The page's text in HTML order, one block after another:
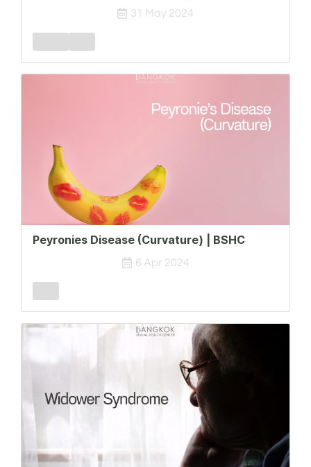
31 May 2024
Peyronies Disease (Curvature) | BSHC
6 Apr 2024